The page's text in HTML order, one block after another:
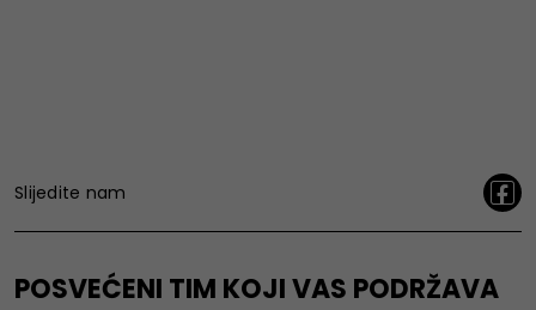
Slijedite nam
POSVEĆENI TIM KOJI VAS PODRŽAVA